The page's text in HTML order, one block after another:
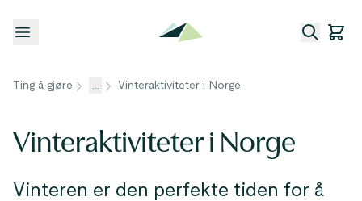
Åpne meny
Ting å gjøre ... Vinteraktiviteter i Norge
Vinteraktiviteter i Norge
Vinteren er den perfekte tiden for å